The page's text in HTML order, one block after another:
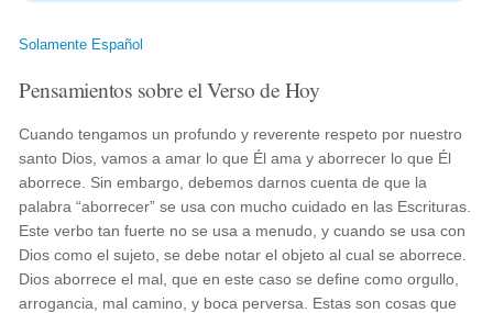
Solamente Español
Pensamientos sobre el Verso de Hoy
Cuando tengamos un profundo y reverente respeto por nuestro
santo Dios, vamos a amar lo que Él ama y aborrecer lo que Él
aborrece. Sin embargo, debemos darnos cuenta de que la
palabra “aborrecer” se usa con mucho cuidado en las Escrituras.
Este verbo tan fuerte no se usa a menudo, y cuando se usa con
Dios como el sujeto, se debe notar el objeto al cual se aborrece.
Dios aborrece el mal, que en este caso se define como orgullo,
arrogancia, mal camino, y boca perversa. Estas son cosas que